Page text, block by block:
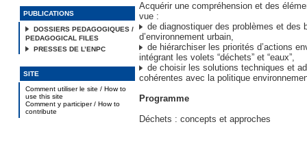
PUBLICATIONS
DOSSIERS PEDAGOGIQUES /
PEDAGOGICAL FILES
PRESSES DE L’ENPC
SITE
Comment utiliser le site / How to
use this site
Comment y participer / How to
contribute
Acquérir une compréhension et des
vue :
de diagnostiquer des problèmes et des
d’environnement urbain,
de hiérarchiser les priorités d’actions
intégrant les volets “déchets” et “eaux”,
de choisir les solutions techniques et
cohérentes avec la politique
Programme
Déchets : concepts et approches